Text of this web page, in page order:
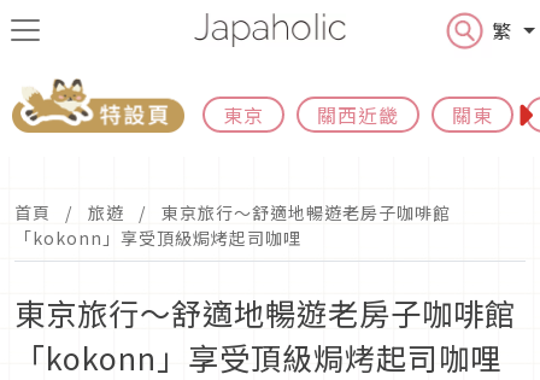
繁
東京 關西近畿 關東
首頁 旅遊
東京旅行～舒適地暢遊老房子咖啡館
「kokonn」享受頂級焗烤起司咖哩
東京旅行～舒適地暢遊老房子咖啡館
「kokonn」享受頂級焗烤起司咖哩